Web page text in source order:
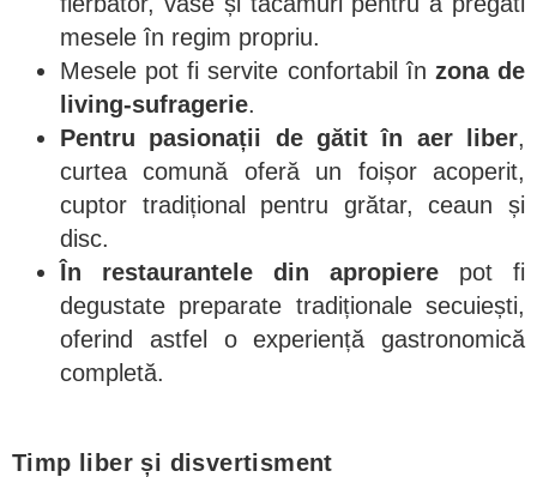
mesele în regim propriu.
Mesele pot fi servite confortabil în zona de
living-sufragerie.
Pentru pasionații de gătit în aer liber,
curtea comună oferă un foișor acoperit,
cuptor tradițional pentru grătar, ceaun și
disc.
În restaurantele din apropiere pot fi
degustate preparate tradiționale secuiești,
oferind astfel o experiență gastronomică
completă.
Timp liber și disvertisment